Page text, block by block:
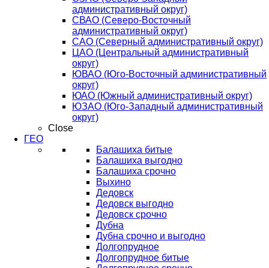
административный округ)
СВАО (Северо-Восточный
административный округ)
САО (Северный административный округ)
ЦАО (Центральный административный
округ)
ЮВАО (Юго-Восточный административный
округ)
ЮАО (Южный административный округ)
ЮЗАО (Юго-Западный административный
округ)
Close
ГЕО
Балашиха битые
Балашиха выгодно
Балашиха срочно
Выхино
Дедовск
Дедовск выгодно
Дедовск срочно
Дубна
Дубна срочно и выгодно
Долгопрудное
Долгопрудное битые